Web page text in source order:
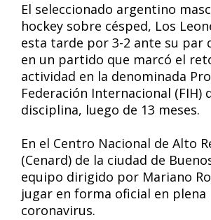
El seleccionado argentino
hockey sobre césped, Los
esta tarde por 3-2 ante su par
en un partido que marcó el
actividad en la denominada
Federación Internacional (FIH)
disciplina, luego de 13 meses.
En el Centro Nacional de Alto
(Cenard) de la ciudad de
equipo dirigido por Mariano
jugar en forma oficial en plena
coronavirus.